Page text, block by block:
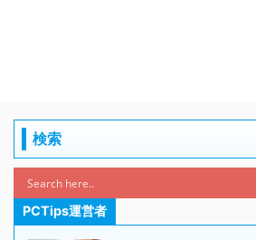
検索
PCTips運営者